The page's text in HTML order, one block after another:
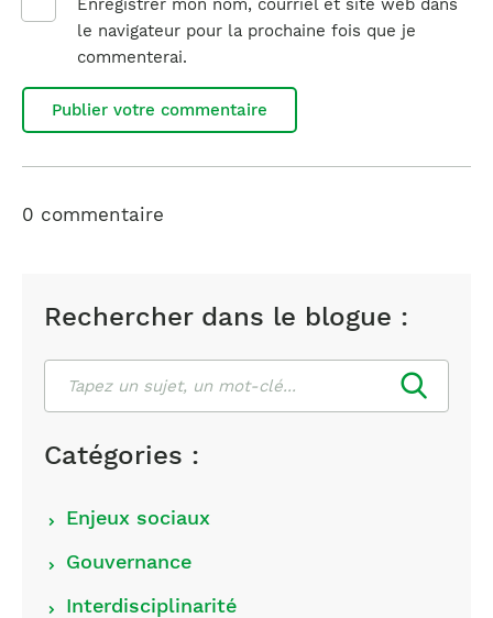
Rechercher dans le blogue :
Catégories :
Choisir
catégories
Enjeux sociaux
Gouvernance
Interdisciplinarité
Enregistrer mon nom, courriel et site web dans
le navigateur pour la prochaine fois que je
commenterai.
0 commentaire